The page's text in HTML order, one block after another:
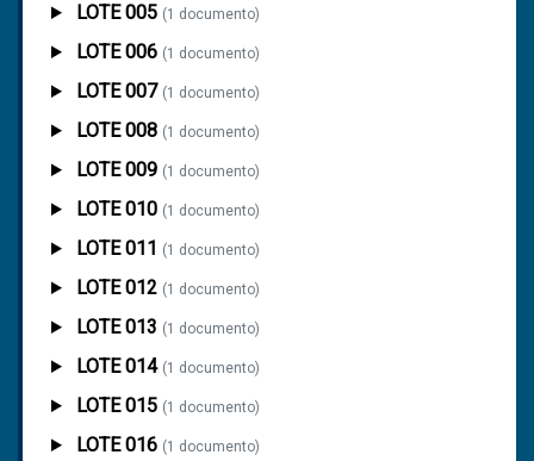
LOTE 005 (1 documento)
LOTE 006 (1 documento)
LOTE 007 (1 documento)
LOTE 008 (1 documento)
LOTE 009 (1 documento)
LOTE 010 (1 documento)
LOTE 011 (1 documento)
LOTE 012 (1 documento)
LOTE 013 (1 documento)
LOTE 014 (1 documento)
LOTE 015 (1 documento)
LOTE 016 (1 documento)